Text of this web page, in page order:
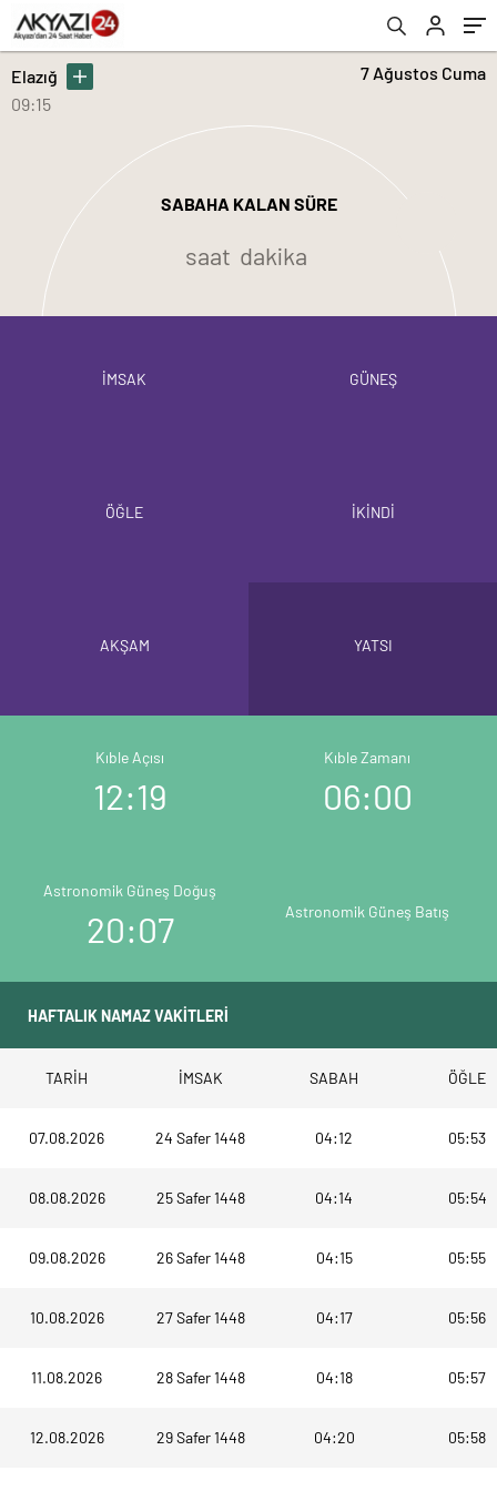
Elazığ
09:15
SABAHA KALAN SÜRE
saat dakika
7 Ağustos Cuma
İMSAK GÜNEŞ
ÖĞLE İKİNDİ
AKŞAM YATSI
Kıble Açısı
12:19
Kıble Zamanı
06:00
Astronomik Güneş Doğuş
20:07 Astronomik Güneş Batış
TARİH İMSAK SABAH ÖĞLE
07.08.2026 24 Safer 1448 04:12 05:53
08.08.2026 25 Safer 1448 04:14 05:54
09.08.2026 26 Safer 1448 04:15 05:55
10.08.2026 27 Safer 1448 04:17 05:56
11.08.2026 28 Safer 1448 04:18 05:57
12.08.2026 29 Safer 1448 04:20 05:58